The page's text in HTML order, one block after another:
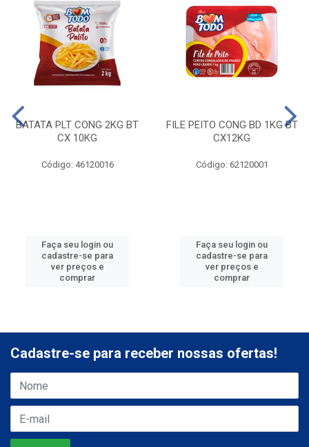
BATATA PLT CONG 2KG BT
CX 10KG
Código: 46120016
Faça seu login ou
cadastre-se para
ver preços e
comprar
FILE PEITO CONG BD 1KG BT
CX12KG
Código: 62120001
Faça seu login ou
cadastre-se para
ver preços e
comprar
Cadastre-se para receber nossas ofertas!